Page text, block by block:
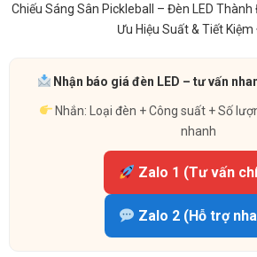
Chiếu Sáng Sân Pickleball – Đèn LED
Ưu Hiệu Suất & Tiết Kiệm
Nhận báo giá đèn LED – tư vấn
Nhắn: Loại đèn + Công suất + Số
nhanh
Zalo 1 (Tư vấn
Zalo 2 (Hỗ trợ